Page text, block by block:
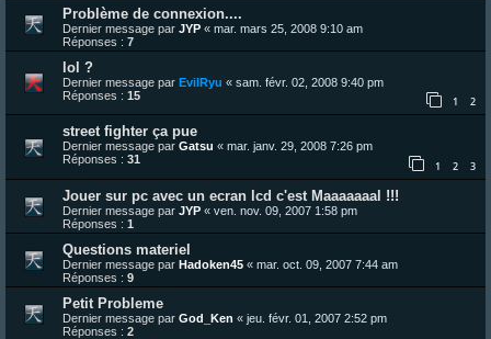
Problème de connexion....
Dernier message par JYP « mar. mars 25, 2008 9:10 am
Réponses : 7
lol ?
Dernier message par EvilRyu « sam. févr. 02, 2008 9:40 pm
Réponses : 15 1 2
street fighter ça pue
Dernier message par Gatsu « mar. janv. 29, 2008 7:26 pm
Réponses : 31 1 2 3
Jouer sur pc avec un ecran lcd c'est Maaaaaaal !!!
Dernier message par JYP « ven. nov. 09, 2007 1:58 pm
Réponses : 1
Questions materiel
Dernier message par Hadoken45 « mar. oct. 09, 2007 7:44 am
Réponses : 9
Petit Probleme
Dernier message par God_Ken « jeu. févr. 01, 2007 2:52 pm
Réponses : 2